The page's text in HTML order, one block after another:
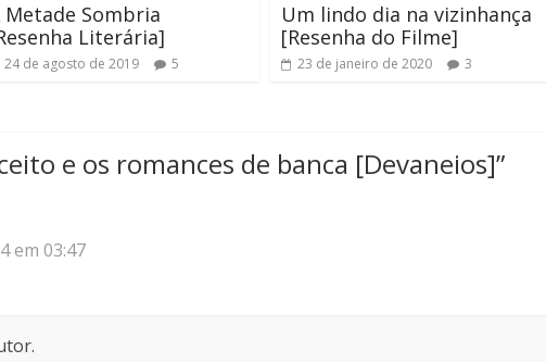
Metade Sombria
Literária]
24 de agosto de 2019 5
Um lindo dia na vizinhança
[Resenha do Filme]
23 de janeiro de 2020 3
e os romances de banca [Devaneios]”
em 03:47